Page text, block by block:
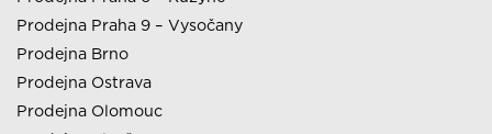
Prodejna Praha 9 – Vysočany
Prodejna Brno
Prodejna Ostrava
Prodejna Olomouc